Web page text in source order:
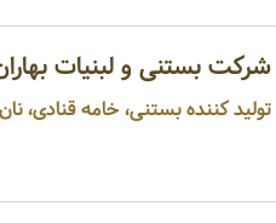
شرکت بستنی و لبنیات
تولید کننده بستنی، خامه قنادی،